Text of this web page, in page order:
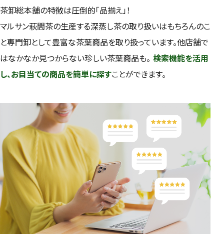
茶卸総本舗の特徴は圧倒的「品揃え」！
マルサン萩間茶の生産する深蒸し茶の取り扱いはもちろんのこ
と専門卸として豊富な茶葉商品を取り扱っています。他店舗で
はなかなか見つからない珍しい茶葉商品も。 検索機能を活用
し、お目当ての商品を簡単に探すことができます。